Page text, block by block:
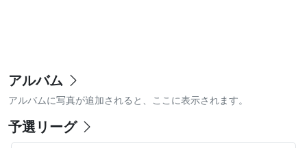
アルバム
アルバムに写真が追加されると、ここに表示されます。
予選リーグ